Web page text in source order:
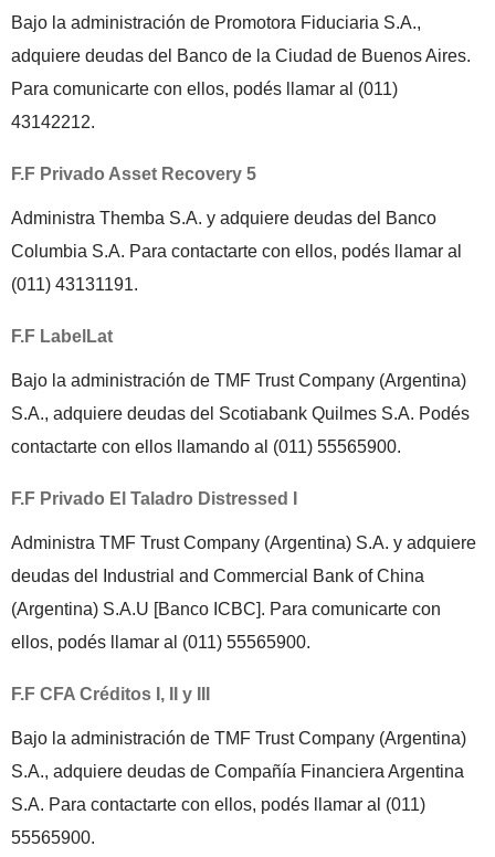
Bajo la administración de Promotora Fiduciaria S.A.,
adquiere deudas del Banco de la Ciudad de Buenos Aires.
Para comunicarte con ellos, podés llamar al (011)
43142212.
F.F Privado Asset Recovery 5
Administra Themba S.A. y adquiere deudas del Banco
Columbia S.A. Para contactarte con ellos, podés llamar al
(011) 43131191.
F.F LabelLat
Bajo la administración de TMF Trust Company (Argentina)
S.A., adquiere deudas del Scotiabank Quilmes S.A. Podés
contactarte con ellos llamando al (011) 55565900.
F.F Privado El Taladro Distressed I
Administra TMF Trust Company (Argentina) S.A. y adquiere
deudas del Industrial and Commercial Bank of China
(Argentina) S.A.U [Banco ICBC]. Para comunicarte con
ellos, podés llamar al (011) 55565900.
F.F CFA Créditos I, II y III
Bajo la administración de TMF Trust Company (Argentina)
S.A., adquiere deudas de Compañía Financiera Argentina
S.A. Para contactarte con ellos, podés llamar al (011)
55565900.